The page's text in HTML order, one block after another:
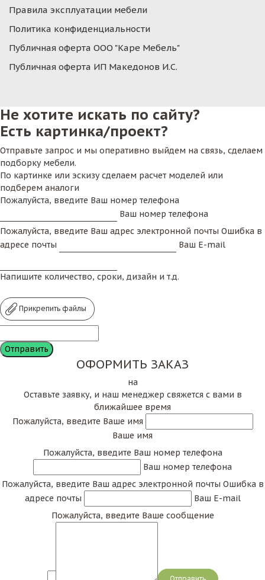
Правила эксплуатации мебели
Политика конфиденциальности
Публичная оферта ООО "Каре Мебель"
Публичная оферта ИП Македонов И.С.
Не хотите искать по сайту?
Есть картинка/проект?
Отправьте запрос и мы оперативно выйдем на связь, сделаем
подборку мебели.
По картинке или эскизу сделаем расчет моделей или
подберем аналоги
Пожалуйста, введите Ваш номер телефона
Ваш номер телефона
Пожалуйста, введите Ваш адрес электронной почты Ошибка в
адресе почты
Ваш E-mail
Напишите количество, сроки, дизайн и т.д.
Прикрепить файлы
ОФОРМИТЬ ЗАКАЗ
на
Оставьте заявку, и наш менеджер свяжется с вами в
ближайшее время
Пожалуйста, введите Ваше имя
Ваше имя
Пожалуйста, введите Ваш номер телефона
Ваш номер телефона
Пожалуйста, введите Ваш адрес электронной почты Ошибка в
адресе почты
Ваш E-mail
Пожалуйста, введите Ваше сообщение